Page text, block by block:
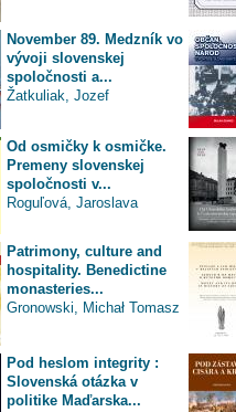
November 89. Medzník vo
vývoji slovenskej
spoločnosti a...
Žatkuliak, Jozef
Od osmičky k osmičke.
Premeny slovenskej
spoločnosti v...
Roguľová, Jaroslava
Patrimony, culture and
hospitality. Benedictine
monasteries...
Gronowski, Michał Tomasz
Pod heslom integrity :
Slovenská otázka v
politike Maďarska...